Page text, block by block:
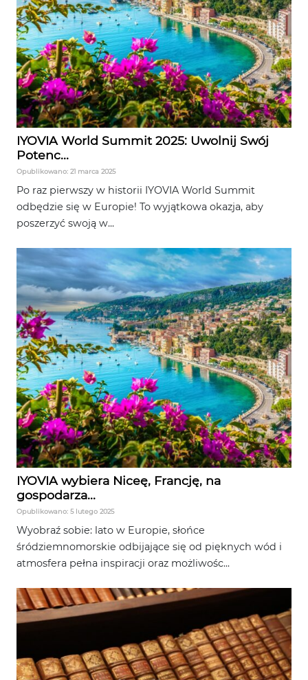
IYOVIA World Summit 2025: Uwolnij Swój
Potenc...
Opublikowano: 21 marca 2025
Po raz pierwszy w historii IYOVIA World Summit
odbędzie się w Europie! To wyjątkowa okazja, aby
poszerzyć swoją w...
IYOVIA wybiera Niceę, Francję, na
gospodarza...
Opublikowano: 5 lutego 2025
Wyobraź sobie: lato w Europie, słońce
śródziemnomorskie odbijające się od pięknych wód i
atmosfera pełna inspiracji oraz możliwośc...